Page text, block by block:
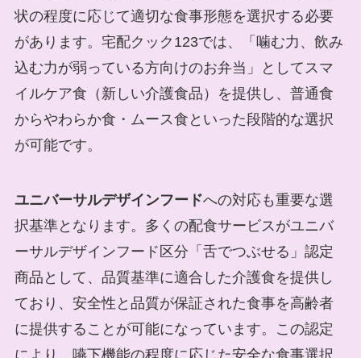
状の程度に応じて適切な食事形態を選択する必要
があります。宅配クック123では、「噛む力、飲み
込む力が弱っている方向けのお弁当」としてスマ
イルケア食（新しい介護食品）を提供し、普通食
からやわらか食・ムース食といった段階的な選択
が可能です。
ユニバーサルデザインフードへの対応も重要な選
択基準となります。多くの配食サービスがユニバ
ーサルデザインフード区分「舌でつぶせる」認定
商品として、品質基準に適合した介護食を提供し
ており、安全性と品質が保証された食事を高齢者
に提供することが可能になっています。この認定